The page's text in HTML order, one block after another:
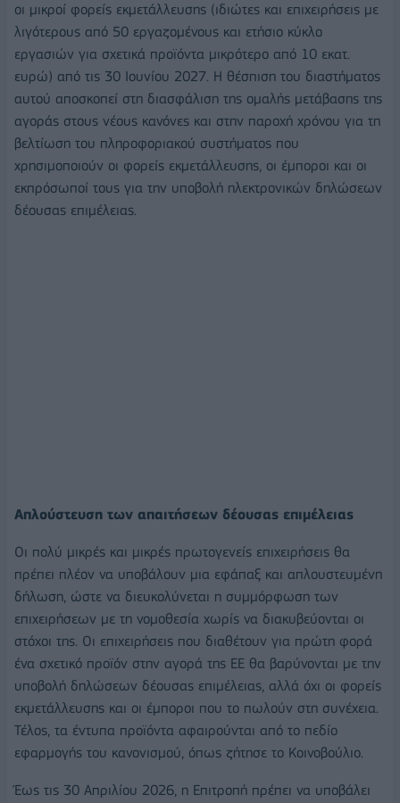
οι μικροί φορείς εκμετάλλευσης (ιδιώτες και επιχειρήσεις με
λιγότερους από 50 εργαζομένους και ετήσιο κύκλο
εργασιών για σχετικά προϊόντα μικρότερο από 10 εκατ.
ευρώ) από τις 30 Ιουνίου 2027. Η θέσπιση του διαστήματος
αυτού αποσκοπεί στη διασφάλιση της ομαλής μετάβασης της
αγοράς στους νέους κανόνες και στην παροχή χρόνου για τη
βελτίωση του πληροφοριακού συστήματος που
χρησιμοποιούν οι φορείς εκμετάλλευσης, οι έμποροι και οι
εκπρόσωποί τους για την υποβολή ηλεκτρονικών δηλώσεων
δέουσας επιμέλειας.
Απλούστευση των απαιτήσεων δέουσας επιμέλειας
Οι πολύ μικρές και μικρές πρωτογενείς επιχειρήσεις θα
πρέπει πλέον να υποβάλουν μια εφάπαξ και απλουστευμένη
δήλωση, ώστε να διευκολύνεται η συμμόρφωση των
επιχειρήσεων με τη νομοθεσία χωρίς να διακυβεύονται οι
στόχοι της. Οι επιχειρήσεις που διαθέτουν για πρώτη φορά
ένα σχετικό προϊόν στην αγορά της ΕΕ θα βαρύνονται με την
υποβολή δηλώσεων δέουσας επιμέλειας, αλλά όχι οι φορείς
εκμετάλλευσης και οι έμποροι που το πωλούν στη συνέχεια.
Τέλος, τα έντυπα προϊόντα αφαιρούνται από το πεδίο
εφαρμογής του κανονισμού, όπως ζήτησε το Κοινοβούλιο.
Έως τις 30 Απριλίου 2026, η Επιτροπή πρέπει να υποβάλει